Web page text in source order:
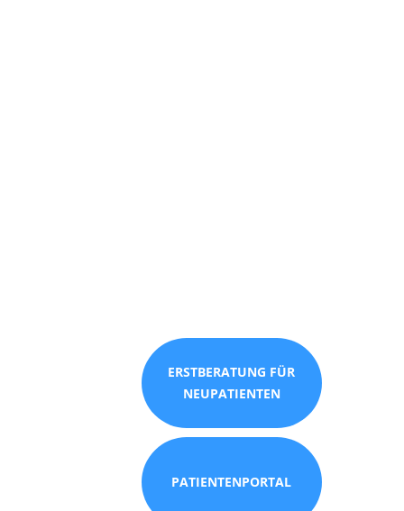
ERSTBERATUNG FÜR
NEUPATIENTEN
PATIENTENPORTAL